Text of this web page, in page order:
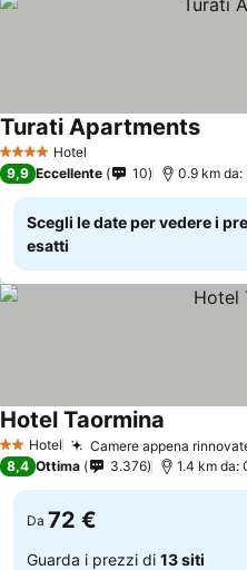
4 Stelle Hotel
Turati Apartments
9,9 Eccellente 10 0.9 km
Scegli le date per vedere i
esatti
2 StelleHotel Camere appena
Hotel Taormina
8,4 Ottima 3.376 1.4 km da:
Da 72 €
Guarda i prezzi di 13 siti